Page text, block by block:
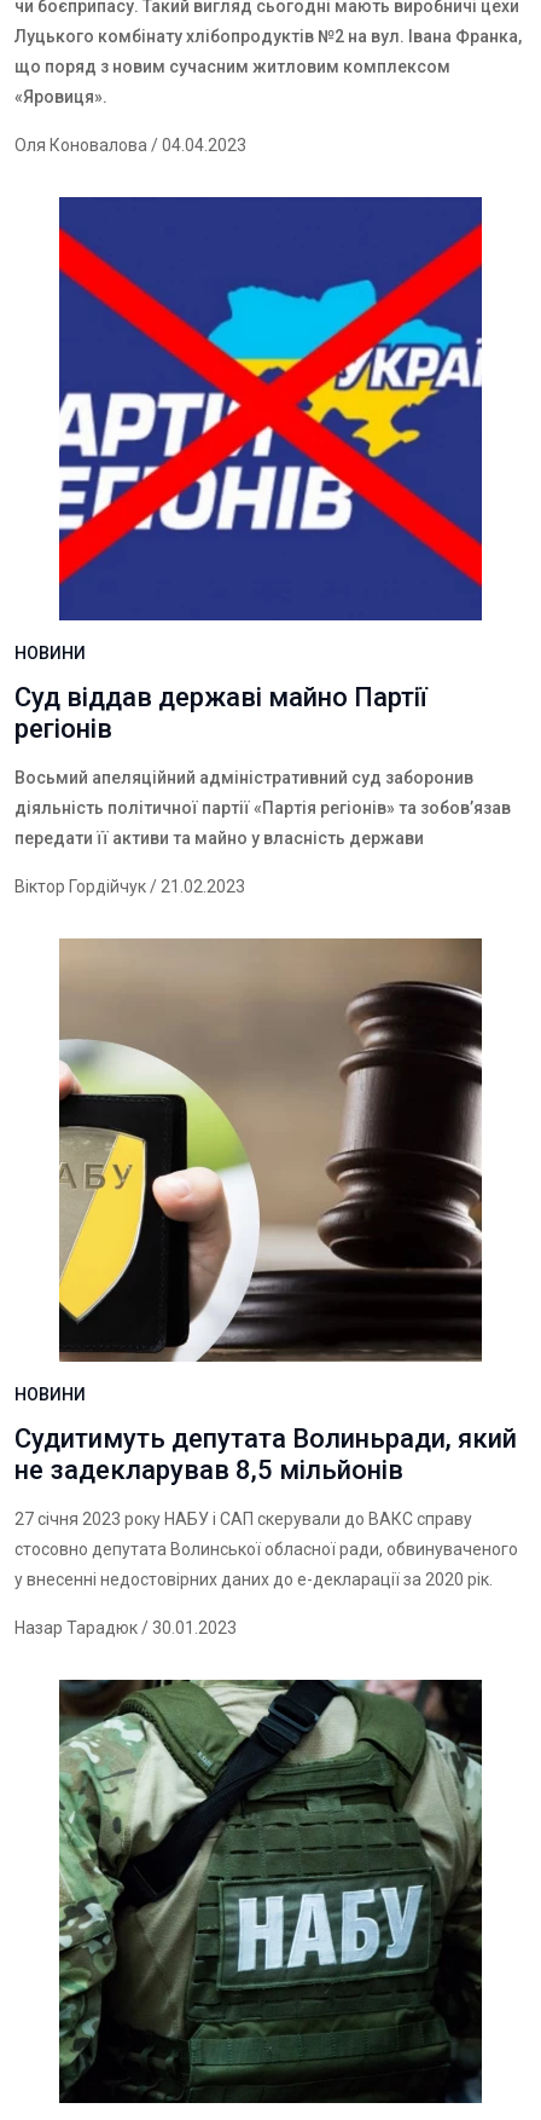
чи боєприпасу. Такий вигляд сьогодні мають виробничі цехи
Луцького комбінату хлібопродуктів №2 на вул. Івана Франка,
що поряд з новим сучасним житловим комплексом
«Яровиця».
Оля Коновалова / 04.04.2023
НОВИНИ
Суд віддав державі майно Партії
регіонів
Восьмий апеляційний адміністративний суд заборонив
діяльність політичної партії«Партія регіонів» та зобов’язав
передати її активи та майно у власність держави
Віктор Гордійчук/ 21.02.2023
НОВИНИ
Судитимуть депутата Волиньради, який
не задекларував 8,5 мільйонів
27 січня 2023 року НАБУ і САП скерували до ВАКС справу
стосовно депутата Волинської обласної ради, обвинуваченого
у внесенні недостовірних даних до е-декларації за 2020 рік
Назар Тарадюк/ 30.01.2023